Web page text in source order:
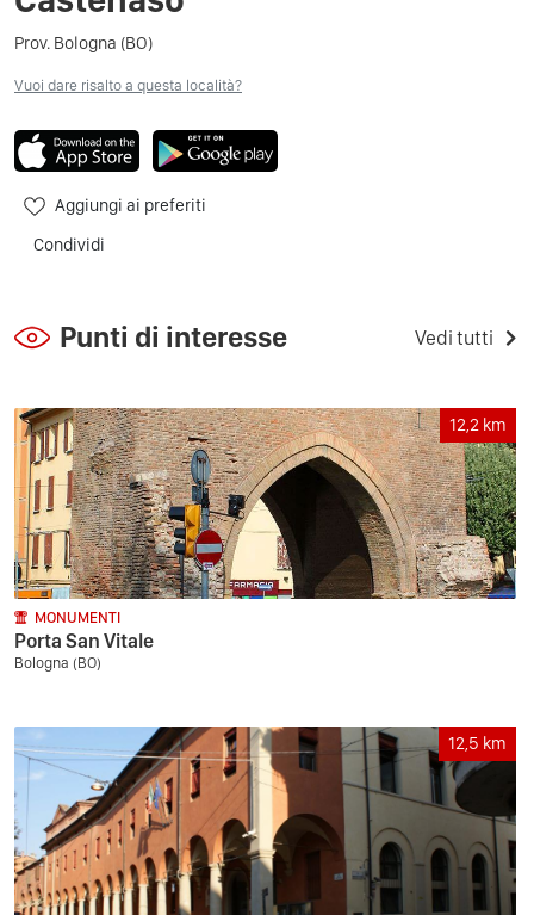
Prov. Bologna (BO)
Vuoi dare risalto a questa località?
Aggiungi ai preferiti
Condividi
Punti di interesse Vedi tutti
12,2 km
MONUMENTI
Porta San Vitale
Bologna (BO)
12,5 km